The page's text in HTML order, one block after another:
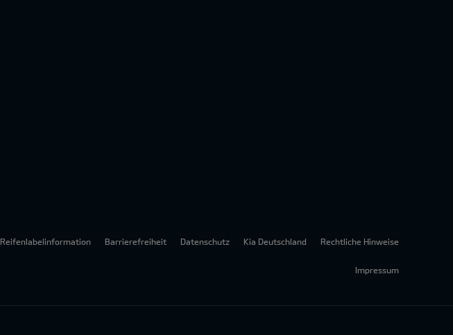
Reifenlabelinformation Barrierefreiheit Datenschutz Kia Deutschland Rechtliche Hinweise
Impressum